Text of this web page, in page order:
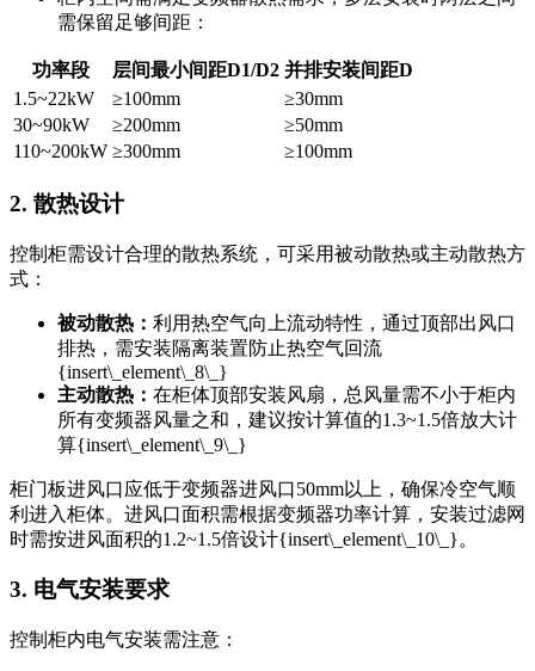
需保留足够间距：
功率段 层间最小间距D1/D2 并排安装间距D
1.5~22kW
≥100mm
≥30mm
30~90kW
≥200mm
≥50mm
110~200kW ≥300mm ≥100mm
2. 散热设计
控制柜需设计合理的散热系统，可采用被动散热或主动散热方
式：
被动散热： 利用热空气向上流动特性，通过顶部出风口
排热，需安装隔离装置防止热空气回流
{insert\_element\_8\_}
主动散热： 在柜体顶部安装风扇，总风量需不小于柜内
所有变频器风量之和，建议按计算值的1.3~1.5倍放大计
算{insert\_element\_9\_}
柜门板进风口应低于变频器进风口50mm以上，确保冷空气顺
利进入柜体。进风口面积需根据变频器功率计算，安装过滤网
时需按进风面积的1.2~1.5倍设计{insert\_element\_10\_}。
3. 电气安装要求
控制柜内电气安装需注意：